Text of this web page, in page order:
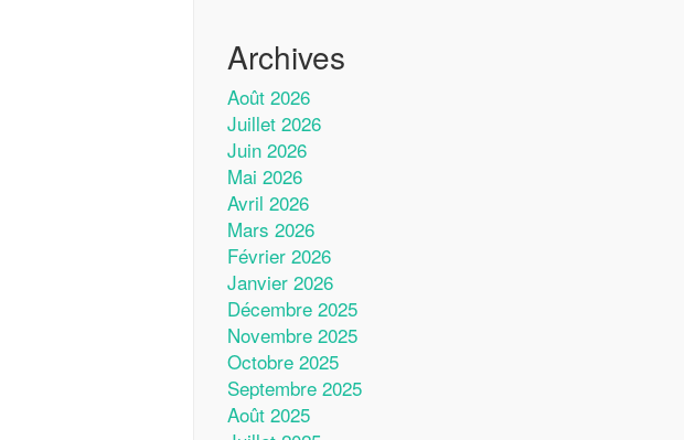
Archives
Août 2026
Juillet 2026
Juin 2026
Mai 2026
Avril 2026
Mars 2026
Février 2026
Janvier 2026
Décembre 2025
Novembre 2025
Octobre 2025
Septembre 2025
Août 2025